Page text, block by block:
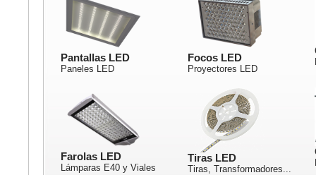
Pantallas LED
Paneles LED
Focos LED
Proyectores LED
Farolas LED
Lámparas E40 y Viales
Tiras LED
Tiras, Transformadores...